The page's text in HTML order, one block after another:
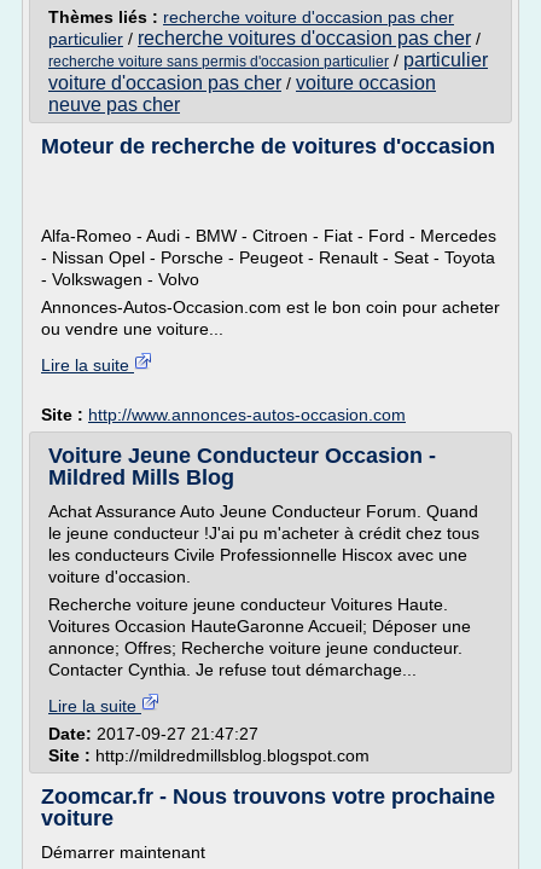
Thèmes liés : recherche voiture d'occasion pas cher
particulier / recherche voitures d'occasion pas cher /
recherche voiture sans permis d'occasion particulier / particulier
voiture d'occasion pas cher / voiture occasion
neuve pas cher
Moteur de recherche de voitures d'occasion
Alfa-Romeo - Audi - BMW - Citroen - Fiat - Ford - Mercedes
- Nissan Opel - Porsche - Peugeot - Renault - Seat - Toyota
- Volkswagen - Volvo
Annonces-Autos-Occasion.com est le bon coin pour acheter
ou vendre une voiture...
Lire la suite
Site : http://www.annonces-autos-occasion.com
Voiture Jeune Conducteur Occasion -
Mildred Mills Blog
Achat Assurance Auto Jeune Conducteur Forum. Quand
le jeune conducteur !J'ai pu m'acheter à crédit chez tous
les conducteurs Civile Professionnelle Hiscox avec une
voiture d'occasion.
Recherche voiture jeune conducteur Voitures Haute.
Voitures Occasion HauteGaronne Accueil; Déposer une
annonce; Offres; Recherche voiture jeune conducteur.
Contacter Cynthia. Je refuse tout démarchage...
Lire la suite
Date: 2017-09-27 21:47:27
Site : http://mildredmillsblog.blogspot.com
Zoomcar.fr - Nous trouvons votre prochaine
voiture
Démarrer maintenant